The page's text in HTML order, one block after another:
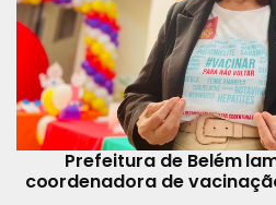
Prefeitura de Belém
coordenadora de